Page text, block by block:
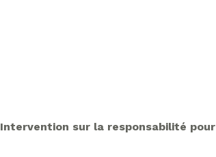
Intervention sur la responsabilité pour